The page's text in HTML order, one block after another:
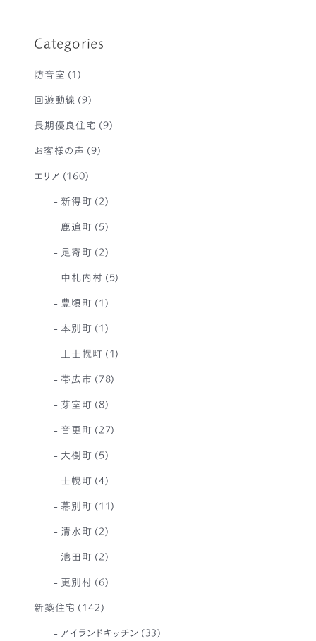
Categories
防音室 (1)
回遊動線 (9)
長期優良住宅 (9)
お客様の声 (9)
エリア (160)
新得町 (2)
鹿追町 (5)
足寄町 (2)
中札内村 (5)
豊頃町 (1)
本別町 (1)
上士幌町 (1)
帯広市 (78)
芽室町 (8)
音更町 (27)
大樹町 (5)
士幌町 (4)
幕別町 (11)
清水町 (2)
池田町 (2)
更別村 (6)
新築住宅 (142)
アイランドキッチン (33)